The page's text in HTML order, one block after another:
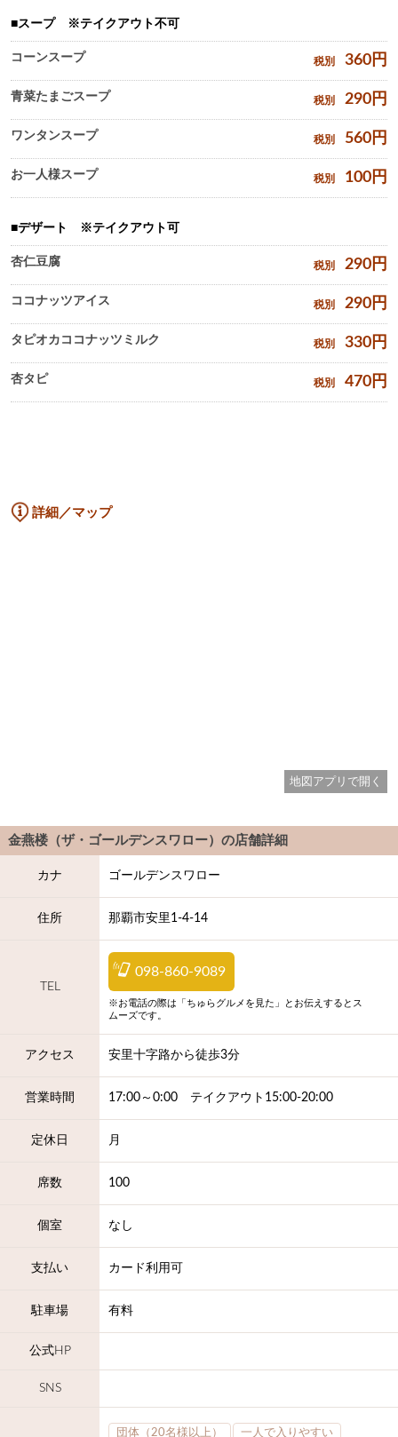
スープ ※テイクアウト不可
コーンスープ 税別 360 円
青菜たまごスープ 税別 290 円
ワンタンスープ 税別 560 円
お一人様スープ 税別 100 円
デザート ※テイクアウト可
杏仁豆腐 税別 290 円
ココナッツアイス 税別 290 円
タピオカココナッツミルク 税別 330 円
杏タピ 税別 470 円
詳細／マップ
地図アプリで開く
金燕楼（ザ・ゴールデンスワロー） の店舗詳細
カナ ゴールデンスワロー
住所 那覇市安里1-4-14
TEL
098-860-9089
※お電話の際は「ちゅらグルメを見た」とお伝えするとス
ムーズです。
アクセス 安里十字路から徒歩3分
営業時間 17:00～0:00 テイクアウト15:00-20:00
定休日 月
席数 100
個室 なし
支払い カード利用可
駐車場 有料
公式HP
SNS
団体（20名様以上） 一人で入りやすい